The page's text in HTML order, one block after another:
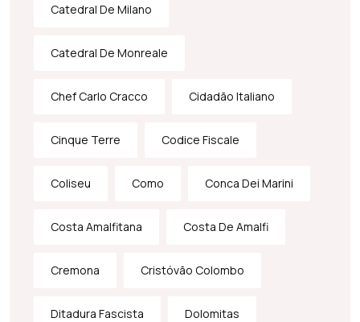
Catedral De Milano
Catedral De Monreale
Chef Carlo Cracco Cidadão Italiano
Cinque Terre Codice Fiscale
Coliseu Como Conca Dei Marini
Costa Amalfitana Costa De Amalfi
Cremona Cristóvão Colombo
Ditadura Fascista Dolomitas